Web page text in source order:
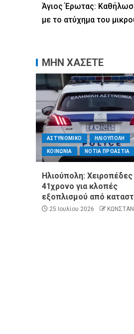
Άγιος Έρωτας:
με το ατύχημα του
ΜΗΝ ΧΑΣΕΤΕ
ΑΣΤΥΝΟΜΙΚΟ ΗΛΙΟΥΠΟΛΗ
ΚΟΙΝΩΝΙΑ ΝΟΤΙΑ ΠΡΟΑΣΤΙΑ
Ηλιούπολη:
41χρονο για κλοπές
εξοπλισμού από
25 Ιουλίου 2026